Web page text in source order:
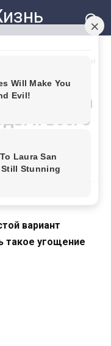
на
и всего
вариант
такое угощение